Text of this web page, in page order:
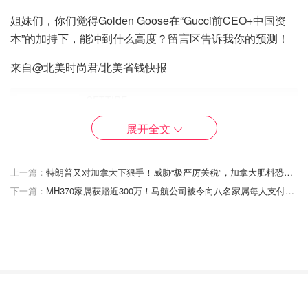
姐妹们，你们觉得Golden Goose在“Gucci前CEO+中国资
本”的加持下，能冲到什么高度？留言区告诉我你的预测！
来自@北美时尚君/北美省钱快报
Golden Goose 儿童 Super-Star 低帮运动鞋
CETTIRE
展开全文
上一篇：
特朗普又对加拿大下狠手！威胁“极严厉关税”，加拿大肥料恐遭史上最狠一刀？
下一篇：
MH370家属获赔近300万！马航公司被令向八名家属每人支付57万加元！